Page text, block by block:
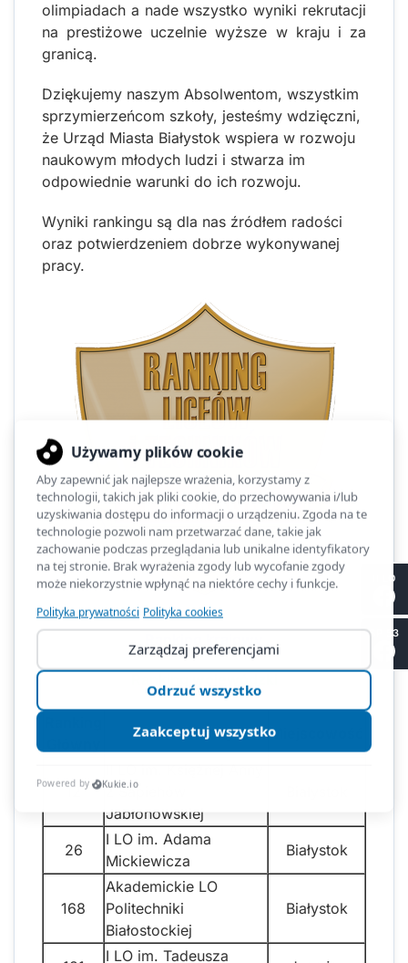
olimpiadach a nade wszystko wyniki rekrutacji
na prestiżowe uczelnie wyższe w kraju i za
granicą.
Dziękujemy naszym Absolwentom, wszystkim
sprzymierzeńcom szkoły, jesteśmy wdzięczni,
że Urząd Miasta Białystok wspiera w rozwoju
naukowym młodych ludzi i stwarza im
odpowiednie warunki do ich rozwoju.
Wyniki rankingu są dla nas źródłem radości
oraz potwierdzeniem dobrze wykonywanej
pracy.
Ranking krajowy
Ranking wojewódzki
Nazwa szkoły Miejscowość
12
z Sapiehów
Jabłonowskiej
26
I LO im. Adama
Mickiewicza
Białystok
168
Akademickie LO
Politechniki
Białostockiej
Białystok
I LO im. Tadeusza
II LO
SP 53